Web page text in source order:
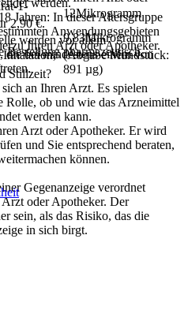
werden.
Jahren: In dieser Altersgruppe
Anwendungsgebieten
Ihren Arzt oder Apotheker.
Stillzeit?
an Ihren Arzt. Es spielen
Rolle, ob und wie das Arzneimittel
werden kann.
Arzt oder Apotheker. Er wird
und Sie entsprechend beraten,
können.
Gegenanzeige verordnet
oder Apotheker. Der
sein, als das Risiko, das die
in sich birgt.
werden vor allem
bei mindestens einem von
1-
12Mikrogramm
9,83Mikrogramm
Inhalation, (Abgabe Mundstück:
891 µg)
2,90€.
Bestellung pharmazeutisch.